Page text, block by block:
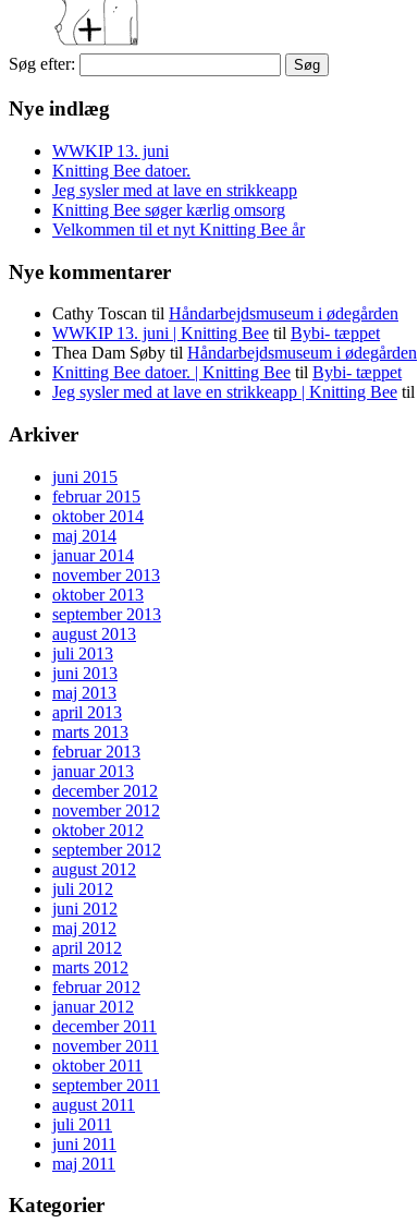
Søg efter:
Nye indlæg
WWKIP 13. juni
Knitting Bee datoer.
Jeg sysler med at lave en strikkeapp
Knitting Bee søger kærlig omsorg
Velkommen til et nyt Knitting Bee år
Nye kommentarer
Cathy Toscan til Håndarbejdsmuseum i ødegården
WWKIP 13. juni | Knitting Bee til Bybi- tæppet
Thea Dam Søby til Håndarbejdsmuseum i ødegården
Knitting Bee datoer. | Knitting Bee til Bybi- tæppet
Jeg sysler med at lave en strikkeapp | Knitting Bee til
Arkiver
juni 2015
februar 2015
oktober 2014
maj 2014
januar 2014
november 2013
oktober 2013
september 2013
august 2013
juli 2013
juni 2013
maj 2013
april 2013
marts 2013
februar 2013
januar 2013
december 2012
november 2012
oktober 2012
september 2012
august 2012
juli 2012
juni 2012
maj 2012
april 2012
marts 2012
februar 2012
januar 2012
december 2011
november 2011
oktober 2011
september 2011
august 2011
juli 2011
juni 2011
maj 2011
Kategorier